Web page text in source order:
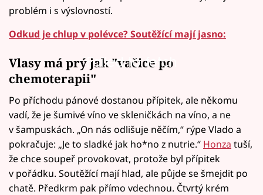
problém i s výslovností.
Odkud je chlup v polévce? Soutěžící mají jasno:
Failed to fetch
Vlasy má prý jak "vačice po
chemoterapii"
Po příchodu pánové dostanou přípitek, ale někomu
vadí, že je šumivé víno ve skleničkách na víno, a ne
v šampuskách. „On nás odlišuje něčím,“ rýpe Vlado a
pokračuje: „Je to sladké jak ho*no z nutrie.“ Honza tuší,
že chce soupeř provokovat, protože byl přípitek
v pořádku. Soutěžící mají hlad, ale půjde se šmejdit po
chatě. Předkrm pak přímo vdechnou. Čtvrtý krém